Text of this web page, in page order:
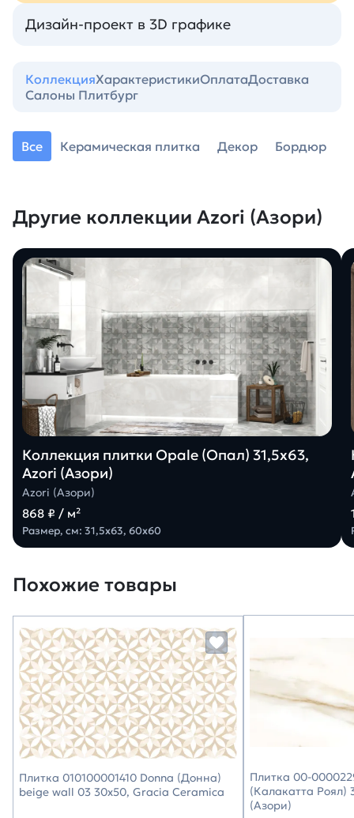
Дизайн-проект в 3D графике
КоллекцияХарактеристикиОплатаДоставка
Салоны Плитбург
Все Керамическая плитка Декор Бордюр
Другие коллекции Azori (Азори)
Коллекция плитки Opale (Опал) 31,5х63,
Azori (Азори)
Azori (Азори)
868 ₽ / м²
Размер, см: 31,5х63, 60х60
Похожие товары
Плитка 010100001410 Donna (Донна)
beige wall 03 30х50, Gracia Ceramica
Плитка 00-
(Калакатта Роял)
(Азори)